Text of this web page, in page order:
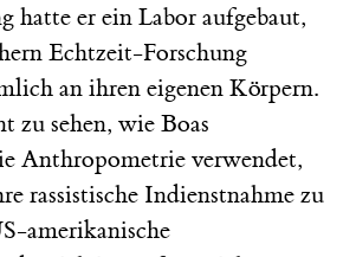
hatte er ein Labor aufgebaut,
Echtzeit-Forschung
an ihren eigenen Körpern.
zu sehen, wie Boas
Anthropometrie verwendet,
rassistische Indienstnahme zu
amerikanische